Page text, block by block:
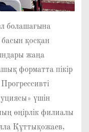
болашағына
қосқан
жаңа
форматта пікір
үшін
өңірлік филиалы
Құттықожаев,